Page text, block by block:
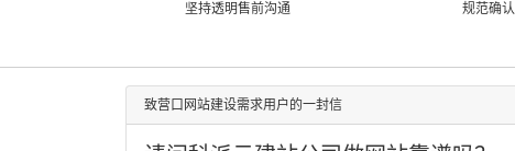
坚持透明售前沟通
规范确认
致营口网站建设需求用户的一封信